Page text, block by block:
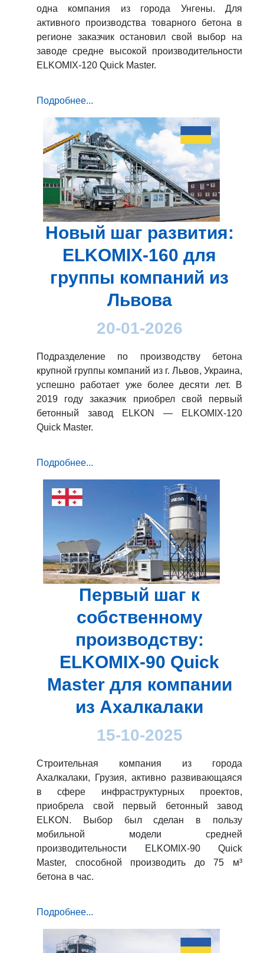
одна компания из города Унгены. Для
активного производства товарного бетона в
регионе заказчик остановил свой выбор на
заводе средне высокой производительности
ELKOMIX-120 Quick Master.
Подробнее...
Новый шаг развития:
ELKOMIX-160 для
группы компаний из
Львова
20-01-2026
Подразделение по производству бетона
крупной группы компаний из г. Львов, Украина,
успешно работает уже более десяти лет. В
2019 году заказчик приобрел свой первый
бетонный завод ELKON — ELKOMIX-120
Quick Master.
Подробнее...
Первый шаг к
собственному
производству:
ELKOMIX-90 Quick
Master для компании
из Ахалкалаки
15-10-2025
Строительная компания из города
Ахалкалаки, Грузия, активно развивающаяся
в сфере инфраструктурных проектов,
приобрела свой первый бетонный завод
ELKON. Выбор был сделан в пользу
мобильной модели средней
производительности ELKOMIX-90 Quick
Master, способной производить до 75 м³
бетона в час.
Подробнее...